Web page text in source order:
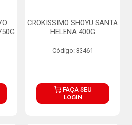
CROKISSIMO SHOYU SANTA
HELENA 400G
Código: 33461
FAÇA SEU
LOGIN